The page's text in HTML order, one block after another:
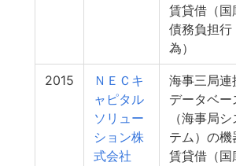
賃貸借（国
債務負担行
為）
2015
ＮＥＣキ
ャピタル
ソリュー
ション株
式会社
海事三局連
データベー
（海事局シ
テム）の機
賃貸借（国